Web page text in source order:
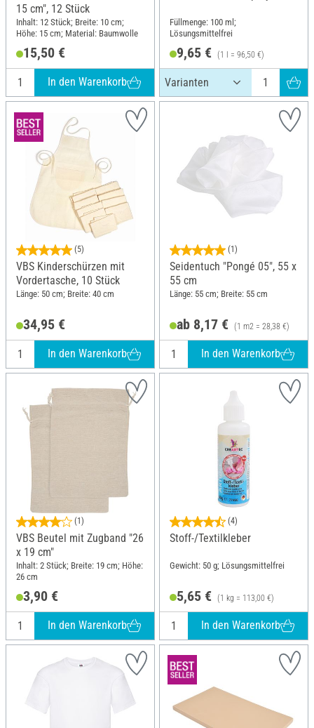
15 cm", 12 Stück
Inhalt: 12 Stück; Breite: 10 cm;
Höhe: 15 cm; Material: Baumwolle
15,50 €
In den Warenkorb
Füllmenge: 100 ml;
Lösungsmittelfrei
9,65 € (1 l = 96,50 €)
(5)
VBS Kinderschürzen mit
Vordertasche, 10 Stück
Länge: 50 cm; Breite: 40 cm
34,95 €
In den Warenkorb
(1)
Seidentuch "Pongé 05", 55 x
55 cm
Länge: 55 cm; Breite: 55 cm
ab 8,17 € (1 m2 = 28,38 €)
In den Warenkorb
(1)
VBS Beutel mit Zugband "26
x 19 cm"
Inhalt: 2 Stück; Breite: 19 cm; Höhe:
26 cm
3,90 €
In den Warenkorb
(4)
Stoff-/Textilkleber
Gewicht: 50 g; Lösungsmittelfrei
5,65 € (1 kg = 113,00 €)
In den Warenkorb